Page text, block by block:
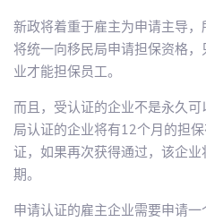
新政将着重于雇主为申请主导
将统一向移民局申请担保资格
业才能担保员工。
而且，受认证的企业不是永久
局认证的企业将有12个月的担
证，如果再次获得通过，该企
期。
申请认证的雇主企业需要申请